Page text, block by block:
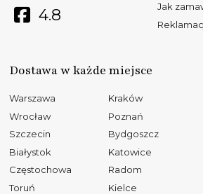
4.8
Jak
Dostawa w każde miejsce
Warszawa Kraków
Wrocław
Poznań
Szczecin
Bydgoszcz
Białystok
Katowice
Częstochowa
Radom
Toruń
Kielce